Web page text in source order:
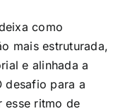
como
mais estruturada,
e alinhada a
desafio para a
esse ritmo de